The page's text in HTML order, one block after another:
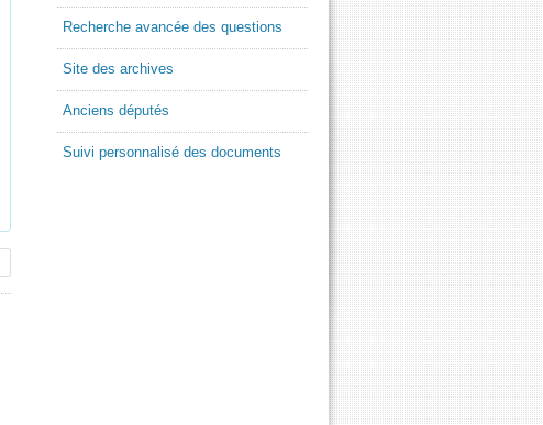
Recherche avancée des questions
Site des archives
Anciens députés
Suivi personnalisé des documents